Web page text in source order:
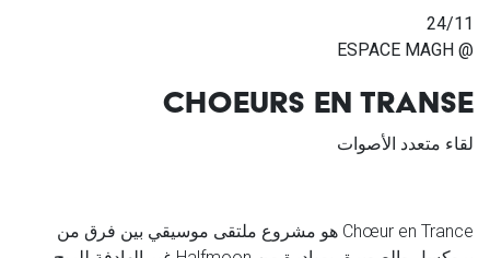
24/11
@ ESPACE MAGH
CHOEURS EN TRANSE
لقاء متعدد الأصوات
Chœur en Trance هو مشروع ملتقى موسيقي بين فرق من